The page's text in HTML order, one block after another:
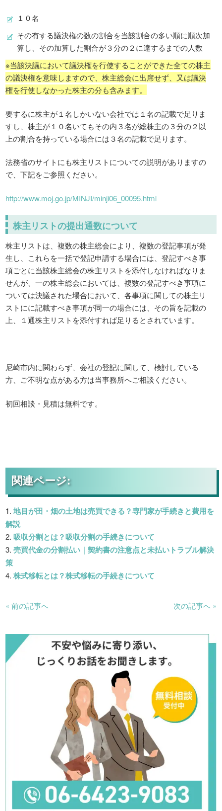
１０名
その有する議決権の数の割合を当該割合の多い順に順次加
算し、その加算した割合が３分の２に達するまでの人数
※当該決議において議決権を行使することができた全ての株主
の議決権を意味しますので、株主総会に出席せず、又は議決
権を行使しなかった株主の分も含みます。
要するに株主が１名しかいない会社では１名の記載で足りま
すし、株主が１０名いてもその内３名が総株主の３分の２以
上の割合を持っている場合には３名の記載で足ります。
法務省のサイトにも株主リストについての説明がありますの
で、下記をご参照ください。
http://www.moj.go.jp/MINJI/minji06_00095.html
株主リストの提出通数について
株主リストは、複数の株主総会により、複数の登記事項が発
生し、これらを一括で登記申請する場合には、登記すべき事
項ごとに当該株主総会の株主リストを添付しなければなりま
せんが、一の株主総会においては、複数の登記すべき事項に
ついては決議された場合において、各事項に関しての株主リ
ストにに記載すべき事項が同一の場合には、その旨を記載の
上、１通株主リストを添付すれば足りるとされています。
尼崎市内に関わらず、会社の登記に関して、検討している
方、ご不明な点がある方は当事務所へご相談ください。
初回相談・見積は無料です。
関連ページ:
地目が田・畑の土地は売買できる？専門家が手続きと費用を
解説
吸収分割とは？吸収分割の手続きについて
売買代金の分割払い｜契約書の注意点と未払いトラブル解決
策
株式移転とは？株式移転の手続きについて
« 前の記事へ 次の記事へ »